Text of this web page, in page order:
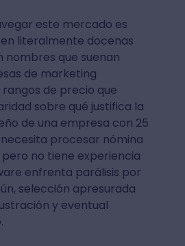
este mercado es
literalmente docenas
nombres que suenan
de marketing
rangos de precio que
sobre qué justifica la
de una empresa con 25
procesar nómina
no tiene experiencia
enfrenta parálisis por
selección apresurada
y eventual